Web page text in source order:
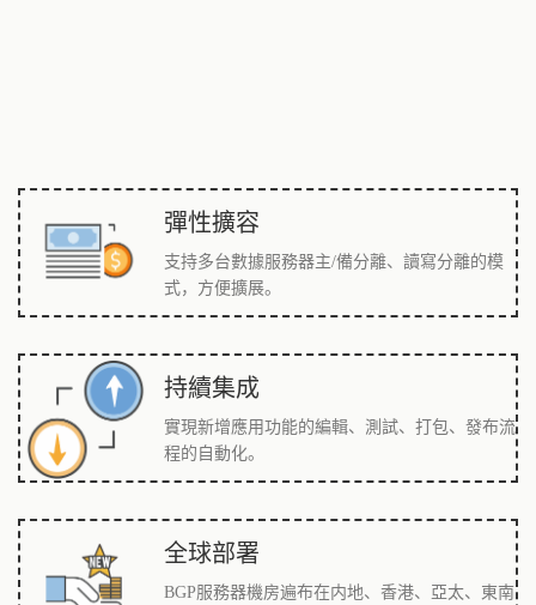
彈性擴容
支持多台數據服務器主/備分離、讀寫分離的模
式，方便擴展。
持續集成
實現新增應用功能的編輯、測試、打包、發布流
程的自動化。
全球部署
BGP服務器機房遍布在内地、香港、亞太、東南